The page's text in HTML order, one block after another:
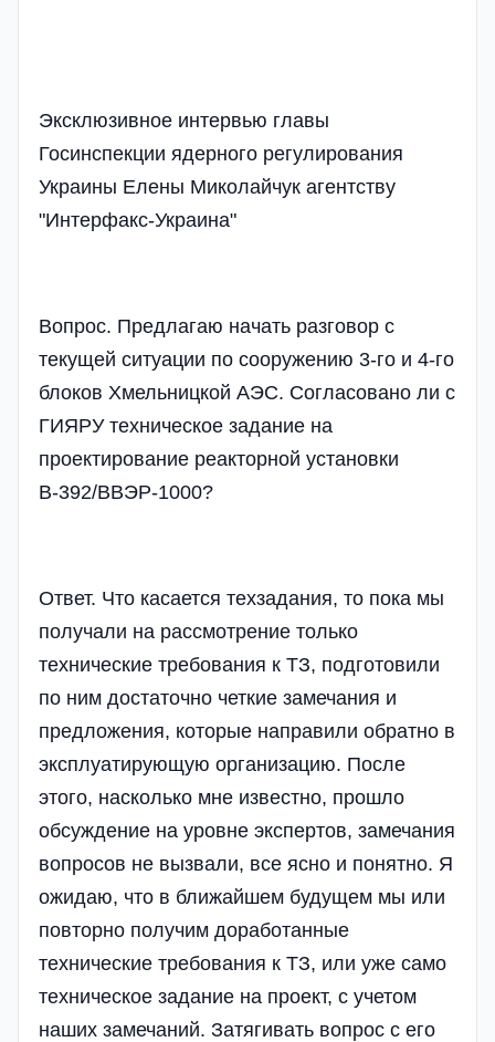
Эксклюзивное интервью главы
Госинспекции ядерного регулирования
Украины Елены Миколайчук агентству
"Интерфакс-Украина"
Вопрос. Предлагаю начать разговор с
текущей ситуации по сооружению 3-го и 4-го
блоков Хмельницкой АЭС. Согласовано ли с
ГИЯРУ техническое задание на
проектирование реакторной установки
В-392/ВВЭР-1000?
Ответ. Что касается техзадания, то пока мы
получали на рассмотрение только
технические требования к ТЗ, подготовили
по ним достаточно четкие замечания и
предложения, которые направили обратно в
эксплуатирующую организацию. После
этого, насколько мне известно, прошло
обсуждение на уровне экспертов, замечания
вопросов не вызвали, все ясно и понятно. Я
ожидаю, что в ближайшем будущем мы или
повторно получим доработанные
технические требования к ТЗ, или уже само
техническое задание на проект, с учетом
наших замечаний. Затягивать вопрос с его